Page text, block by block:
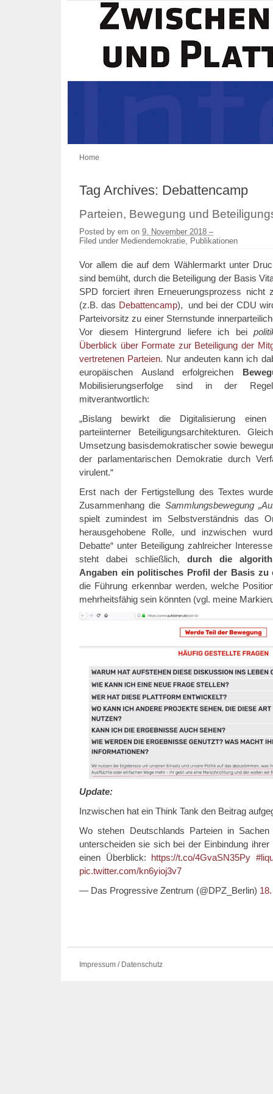
Home
Tag Archives: Debattencamp
Parteien, Bewegung und
Posted by em on 9. November 2018 –
Filed under Mediendemokratie, Publikationen
Vor allem die auf dem Wählermarkt unter
sind bemüht, durch die Beteiligung der Basis
SPD forciert ihren Erneuerungsprozess nicht
(z.B. das Debattencamp), und bei der CDU
Parteivorsitz zu einer Sternstunde
Vor diesem Hintergrund liefere ich bei
Überblick über Formate zur Beteiligung der
vertretenen Parteien. Nur andeuten kann ich
europäischen Ausland erfolgreichen
Mobilisierungserfolge sind in der
mitverantwortlich:
„Bislang bewirkt die Digitalisierung
parteiinterner Beteiligungsarchitekturen.
Umsetzung basisdemokratischer sowie
der parlamentarischen Demokratie durch
virulent.“
Erst nach der Fertigstellung des Textes
Zusammenhang die Sammlungsbewegung
spielt zumindest im Selbstverständnis das
herausgehobene Rolle, und inzwischen
Debatte“ unter Beteiligung zahlreicher
steht dabei schließlich, durch die
Angaben ein politisches Profil der Basis zu
die Führung erkennbar werden, welche
mehrheitsfähig sein könnten (vgl. meine
Update:
Inzwischen hat ein Think Tank den Beitrag
Wo stehen Deutschlands Parteien in Sachen
unterscheiden sie sich bei der Einbindung
einen Überblick: https://t.co/4GvaSN35Py
pic.twitter.com/kn6yioj3v7
— Das Progressive Zentrum (@DPZ_Berlin)
Impressum / Datenschutz